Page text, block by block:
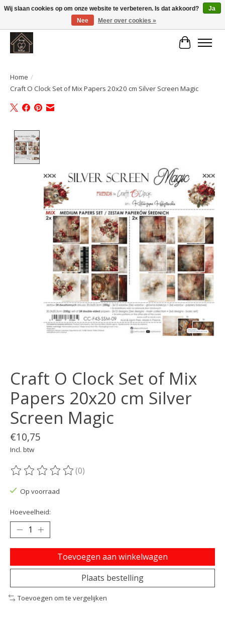
Large selection of products and fast shipping!
Home /
Craft O Clock Set of Mix Papers 20x20 cm Silver Screen Magic
Craft O Clock Set of Mix
Papers 20x20 cm Silver
Screen Magic
€10,75
Incl. btw
De beoordeling van dit product is
(0)
Op voorraad
Hoeveelheid:
Toevoegen aan winkelwagen
Plaats bestelling
Toevoegen om te vergelijken
Wij slaan cookies op om onze website te verbeteren. Is dat akkoord?
Ja
Nee
Meer over cookies »